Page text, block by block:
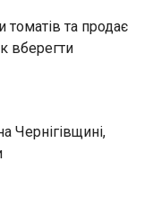
томатів та продає
вберегти
Чернігівщині,